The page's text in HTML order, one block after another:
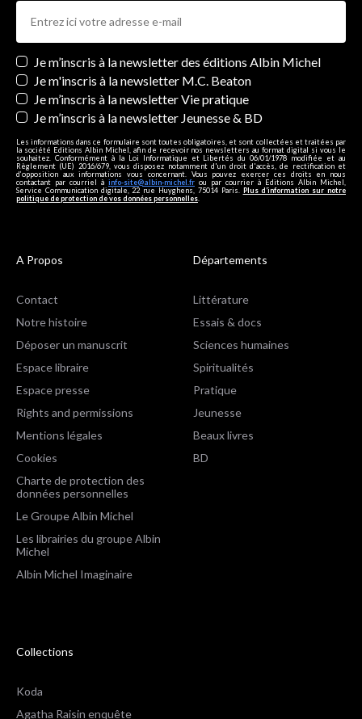
Newsletters
Je m’inscris à la newsletter des éditions Albin Michel
Je m'inscris à la newsletter M.C. Beaton
Je m’inscris à la newsletter Vie pratique
Je m’inscris à la newsletter Jeunesse & BD
Les informations dans ce formulaire sont toutes obligatoires, et sont collectées et traitées par
la société Editions Albin Michel, afin de recevoir nos newsletters au format digital si vous le
souhaitez. Conformément à la Loi Informatique et Libertés du 06/01/1978 modifiée et au
Règlement (UE) 2016/679, vous disposez notamment d'un droit d'accès, de rectification et
d’opposition aux informations vous concernant. Vous pouvez exercer ces droits en nous
contactant par courriel à info-site@albin-michel.fr ou par courrier à Editions Albin Michel,
Service Communication digitale, 22 rue Huyghens, 75014 Paris. Plus d’information sur notre
politique de protection de vos données personnelles
A Propos
Contact
Notre histoire
Déposer un manuscrit
Espace libraire
Espace presse
Rights and permissions
Mentions légales
Cookies
Charte de protection des
données personnelles
Le Groupe Albin Michel
Les librairies du groupe Albin
Michel
Albin Michel Imaginaire
Départements
Littérature
Essais & docs
Sciences humaines
Spiritualités
Pratique
Jeunesse
Beaux livres
BD
Collections
Koda
Agatha Raisin enquête